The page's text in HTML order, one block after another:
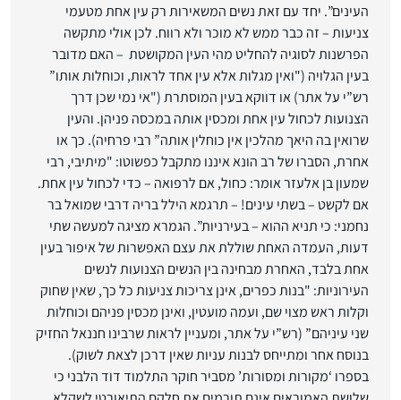
העינים”. יחד עם זאת נשים המשאירות רק עין אחת מטעמי
צניעות – זה כבר ממש לא מוכר ולא רווח. לכן אולי מתקשה
הפרשנות לסוגיה להחליט מהי העין המקושטת – האם מדובר
בעין הגלויה ("ואין מגלות אלא עין אחד לראות, וכוחלות אותו”
רש”י על אתר) או דווקא בעין המוסתרת ("אי נמי שכן דרך
הצנועות לכחול עין אחת ומכסין אותה במכסה פניהן. והעין
שרואין בה היאך מהלכין אין כוחלין אותה” רבי פרחיה). כך או
אחרת, הסברו של רב הונא איננו מתקבל כפשוטו: "מיתיבי, רבי
שמעון בן אלעזר אומר: כחול, אם לרפואה – כדי לכחול עין אחת.
אם לקשט – בשתי עינים! – תרגמא הילל בריה דרבי שמואל בר
נחמני: כי תניא ההוא – בעירניות”. הגמרא מציגה למעשה שתי
דעות, העמדה האחת שוללת את עצם האפשרות של איפור בעין
אחת בלבד, האחרת מבחינה בין הנשים הצנועות לנשים
העירוניות: "בנות כפרים, אינן צריכות צניעות כל כך, שאין שחוק
וקלות ראש מצוי שם, ועמה מועטין, ואינן מכסין פניהם וכוחלות
שני עיניהם” (רש”י על אתר, ומעניין לראות שרבינו חננאל החזיק
בנוסח אחר ומתייחס לבנות עניות שאין דרכן לצאת לשוק).
בספרו ‘מקורות ומסורות’ מסביר חוקר התלמוד דוד הלבני כי